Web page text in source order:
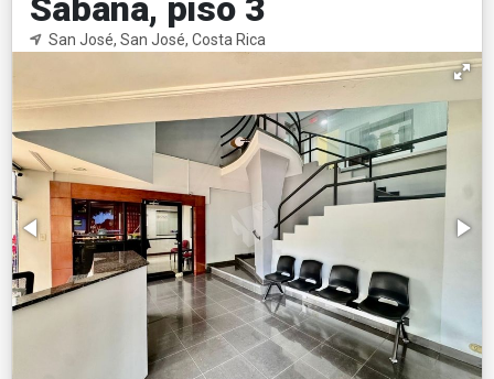
Sabana, piso 3
San José, San José, Costa Rica